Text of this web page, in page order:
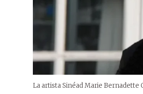
La artista Sinéad Marie Bernadette